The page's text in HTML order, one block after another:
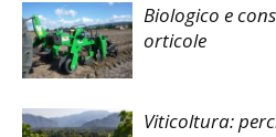
Biologico e
orticole
Viticoltura: